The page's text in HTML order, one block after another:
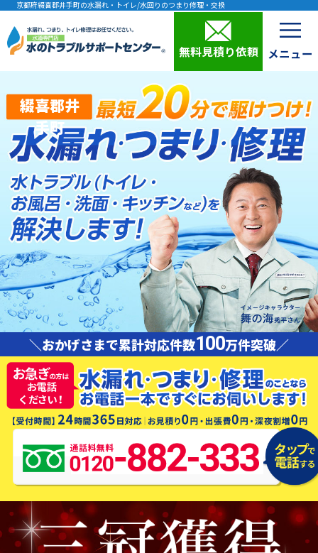
京都府綴喜郡井手町の水漏れ・トイレ/水回りのつまり修理・交換
無料見積り依頼
綴喜郡井
手町
＼おかげさまで累計対応件数100万件突破／